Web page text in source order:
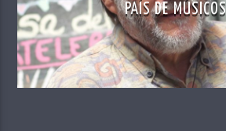
PAÍS DE MÚSICOS